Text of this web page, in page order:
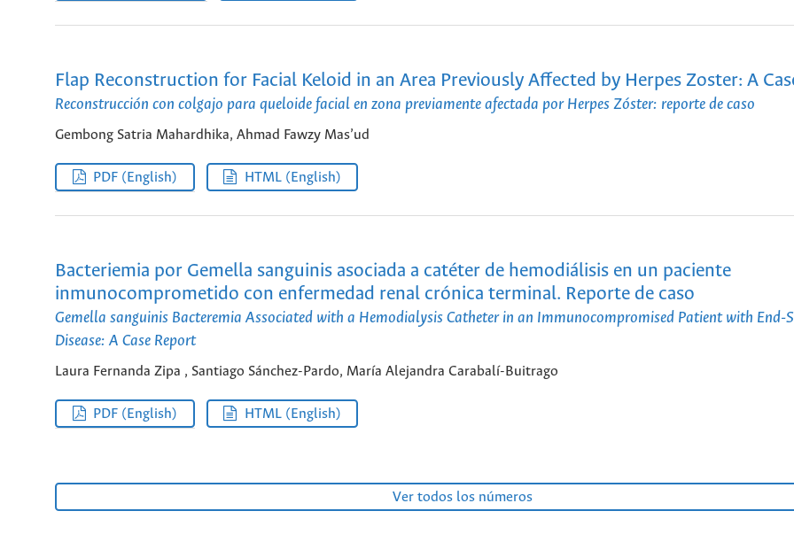
Flap Reconstruction for Facial Keloid in an Area Previously Affected by Herpes Zoster: A
Reconstrucción con colgajo para queloide facial en zona previamente afectada por Herpes Zóster: reporte de caso
Gembong Satria Mahardhika, Ahmad Fawzy Mas’ud
PDF (English) HTML (English)
Bacteriemia por Gemella sanguinis asociada a catéter de hemodiálisis en un paciente
inmunocomprometido con enfermedad renal crónica terminal. Reporte de caso
Gemella sanguinis Bacteremia Associated with a Hemodialysis Catheter in an Immunocompromised Patient with End-
Disease: A Case Report
Laura Fernanda Zipa , Santiago Sánchez-Pardo, María Alejandra Carabalí-Buitrago
PDF (English) HTML (English)
Ver todos los números